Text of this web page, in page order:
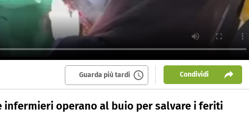
Guarda più tardi Condividi
infermieri operano al buio per salvare i feriti